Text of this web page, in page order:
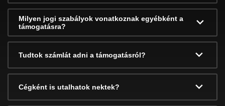
Milyen jogi szabályok vonatkoznak egyébként a
támogatásra?
Tudtok számlát adni a támogatásról?
Cégként is utalhatok nektek?